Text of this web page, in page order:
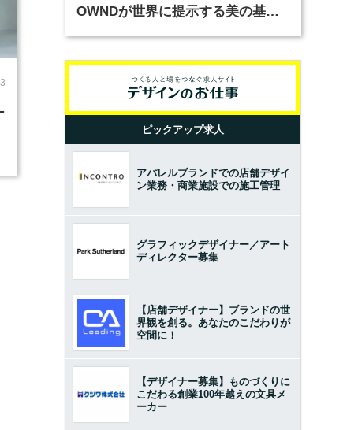
OWNDが世界に提示する美の基準
ピックアップ求人
アパレルブランドでの店舗デザイ
ン業務・商業施設での施工管理
グラフィックデザイナー／アート
ディレクター募集
【店舗デザイナー】ブランドの世
界観を創る。あなたのこだわりが
空間に！
【デザイナー募集】ものづくりに
こだわる創業100年越えの文具メ
ーカー